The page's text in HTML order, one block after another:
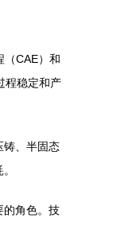
（CAE）和
程稳定和产
铸、半固态
的角色。技